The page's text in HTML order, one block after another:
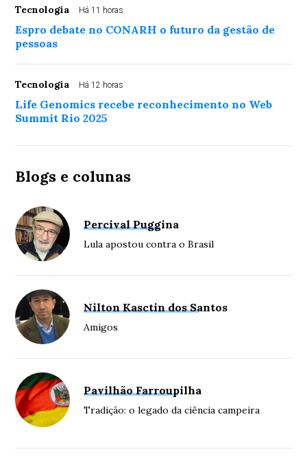
Tecnologia Há 11 horas
Espro debate no CONARH o futuro da gestão de
pessoas
Tecnologia Há 12 horas
Life Genomics recebe reconhecimento no Web
Summit Rio 2025
Blogs e colunas
Percival Puggina
Lula apostou contra o Brasil
Nilton Kasctin dos Santos
Amigos
Pavilhão Farroupilha
Tradição: o legado da ciência campeira